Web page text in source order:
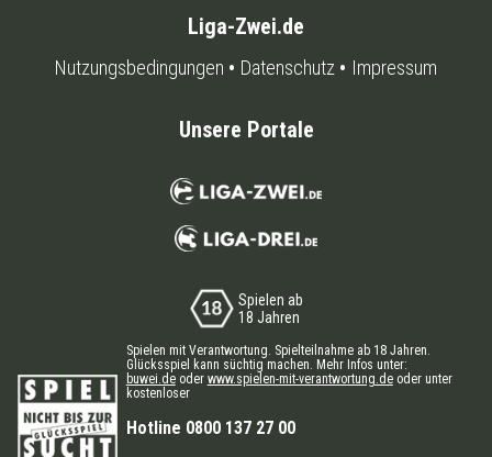
Liga-Zwei.de
Nutzungsbedingungen Datenschutz Impressum
Unsere Portale
Spielen ab
18 Jahren
Spielen mit Verantwortung. Spielteilnahme ab 18 Jahren.
Glücksspiel kann süchtig machen. Mehr Infos unter:
buwei.deoder www.spielen-mit-verantwortung.deoder unter
kostenloser
Hotline 0800 137 27 00